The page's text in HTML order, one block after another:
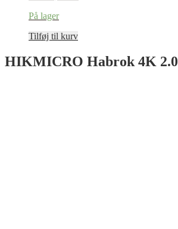
På lager
Tilføj til kurv
HIKMICRO Habrok 4K 2.0